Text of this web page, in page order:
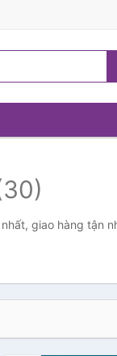
giao hàng tận